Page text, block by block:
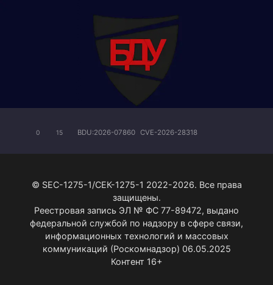
0 15 BDU:2026-07860 CVE-2026-28318
© SEC-1275-1/СЕК-1275-1 2022-2026. Все права
защищены.
Реестровая запись ЭЛ № ФС 77-89472, выдано
федеральной службой по надзору в сфере связи,
информационных технологий и массовых
коммуникаций (Роскомнадзор) 06.05.2025
Контент 16+